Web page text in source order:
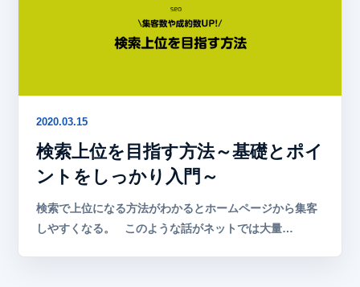
2020.03.15
検索上位を目指す方法～基礎とポイ
ントをしっかり入門～
検索で上位になる方法がわかるとホームページから集客
しやすくなる。 このような話がネットでは大量…